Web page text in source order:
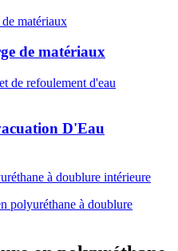
de matériaux
D'Eau